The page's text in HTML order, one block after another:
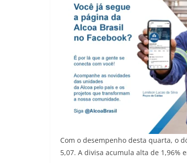
Com o desempenho desta quarta, o
5,07. A divisa acumula alta de 1,96%